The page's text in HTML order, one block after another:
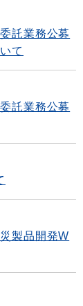
託業務公募
て
託業務公募
製品開発W